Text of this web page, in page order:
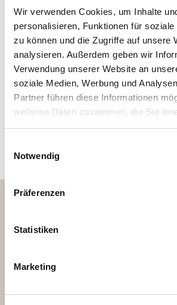
Wir verwenden Cookies, um Inhalte
personalisieren, Funktionen für soziale
zu können und die Zugriffe auf unsere
analysieren. Außerdem geben wir
Verwendung unserer Website an
soziale Medien, Werbung und
Partner führen diese Informationen
weiteren Daten zusammen, die Sie
haben oder die sie im Rahmen Ihrer
Cookies, wenn Sie unsere Webseite
Notwendig
Präferenzen
Statistiken
Marketing
der Jugendlichen freilegen", sagt der
"Diesen guten Kern, den es gilt zu
Jugendlichen nicht für etwas
für ihre Entwicklung ist." In der Villa
Pädagogik Don Boscos gearbeitet. "Das
glauben immer an das Gute im
Jugendlichen", sagt Pater Otto. Der
schon bei der Gründung der Villa
nach verschiedenen Stationen vor
Bitte stimmen Sie derVerwendung